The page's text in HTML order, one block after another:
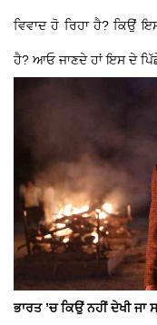
ਵਿਵਾਦ ਹੋ ਰਿਹਾ ਹੈ? ਕਿਉਂ
ਹੈ? ਆਓ ਜਾਣਦੇ ਹਾਂ ਇਸ ਦੇ
ਭਾਰਤ ’ਚ ਕਿਉਂ ਨਹੀਂ ਦੇਖੀ ਜਾ